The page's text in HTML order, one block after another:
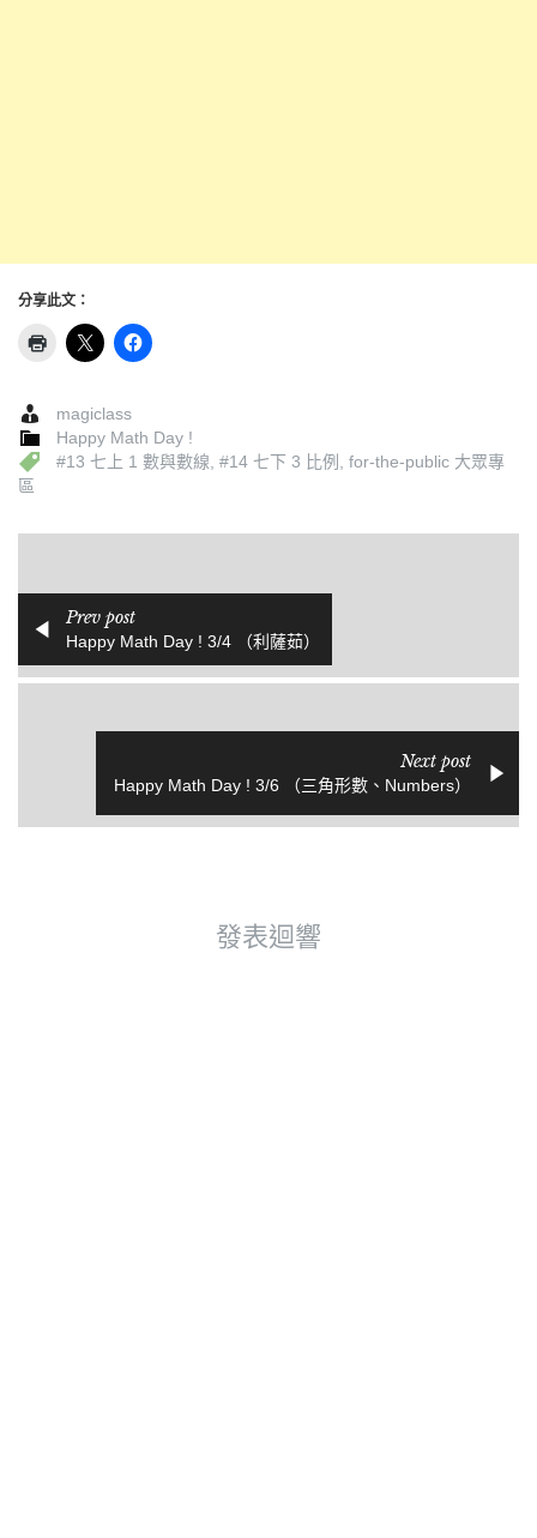
分享此文：
magiclass
Happy Math Day !
#13 七上 1 數與數線, #14 七下 3 比例 , for-the-public 大眾專
區
Prev post
Happy Math Day ! 3/4 （利薩茹）
Next post
Happy Math Day ! 3/6 （三角形數、Numbers）
發表迴響